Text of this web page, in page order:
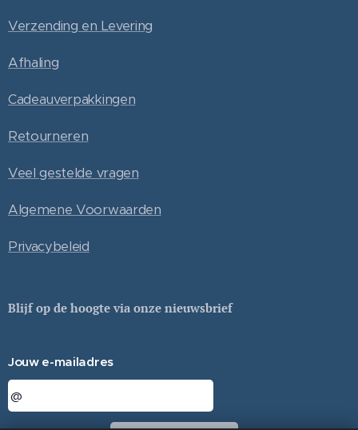
Verzending en Levering
Afhaling
Cadeauverpakkingen
Retourneren
Veel gestelde vragen
Algemene Voorwaarden
Privacybeleid
Blijf op de hoogte via onze nieuwsbrief
Jouw e-mailadres